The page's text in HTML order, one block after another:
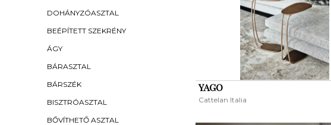
DOHÁNYZÓASZTAL
BEÉPÍTETT SZEKRÉNY
ÁGY
BÁRASZTAL
BÁRSZÉK
BISZTRÓASZTAL
BŐVÍTHETŐ ASZTAL
YAGO
Cattelan Italia